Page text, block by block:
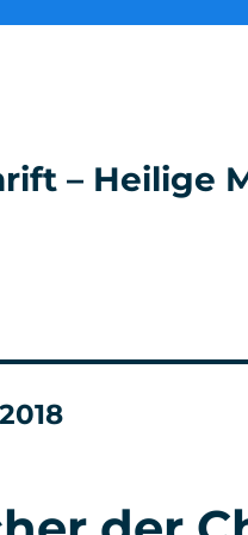
– Heilige